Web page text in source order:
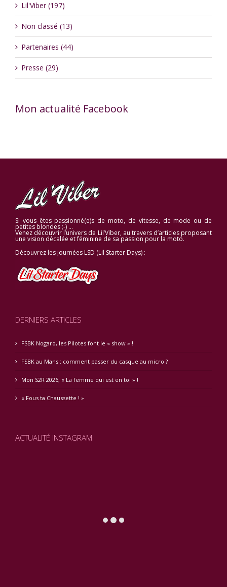
Lil'Viber (197)
Non classé (13)
Partenaires (44)
Presse (29)
Mon actualité Facebook
Si vous êtes passionné(e)s de moto, de vitesse, de mode ou de
petites blondes ;-) …
Venez découvrir l’univers de Lil’Viber, au travers d’articles proposant
une vision décalée et féminine de sa passion pour la moto.
Découvrez les journées LSD (Lil Starter Days) :
DERNIERS ARTICLES
FSBK Nogaro, les Pilotes font le « show » !
FSBK au Mans : comment passer du casque au micro ?
Mon S2R 2026, « La femme qui est en toi » !
« Fous ta Chaussette ! »
ACTUALITÉ INSTAGRAM